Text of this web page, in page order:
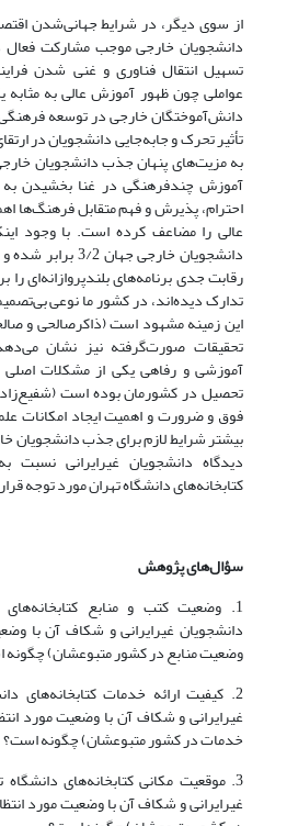
از سوی دیگر، در شرایط جهانی‌شدن
دانشجویان خارجی موجب مشارکت فعال
تسهیل انتقال فناوری و غنی شدن
عواملی چون ظهور آموزش عالی به
دانش‌آموختگان خارجی در توسعه
تأثیر تحرک و جابه‌جایی دانشجویان در
به مزیت‌های پنهان جذب دانشجویان
آموزش چندفرهنگی در غنا بخشیدن به
احترام، پذیرش و فهم متقابل فرهنگ‌ها
عالی را مضاعف کرده است. با وجود
دانشجویان خارجی
رقابت جدی برنامه‌های بلندپروازانه‌ای
تدارک دیده‌اند، در کشور ما نوعی
تحقیقات صورت‌گرفته نیز نشان
آموزشی و رفاهی یکی از مشکلات
فوق و ضرورت و اهمیت ایجاد امکانات
بیشتر شرایط لازم برای جذب دانشجویان
دیدگاه دانشجویان غیرایرانی
کتابخانه‌های دانشگاه تهران مورد توجه
سؤال‌های پژوهش
1. وضعیت کتب و منابع کتابخانه‌های
دانشجویان غیرایرانی و شکاف آن با
وضعیت منابع در کشور متبوعشان)
2. کیفیت ارائه خدمات کتابخانه‌های
غیرایرانی و شکاف آن با وضعیت مورد
خدمات در کشور متبوعشان) چگونه است؟
3. موقعیت مکانی کتابخانه‌های
غیرایرانی و شکاف آن با وضعیت مورد